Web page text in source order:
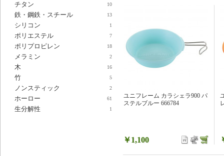
ユニフレーム カラシェラ900 パ
ステルブルー 666784
￥1,100
チタン 10
鉄・鋼鉄・スチール 13
シリコン 1
ポリエステル 7
ポリプロピレン 18
メラミン 2
木 16
竹 5
ノンスティック 2
ホーロー 61
生分解性 1